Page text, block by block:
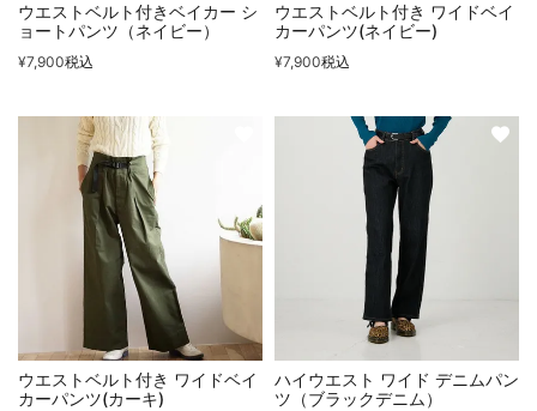
ウエストベルト付きベイカー シ
ョートパンツ（ネイビー）
¥7,900税込
ウエストベルト付き ワイドベイ
カーパンツ(ネイビー)
¥7,900税込
ウエストベルト付き ワイドベイ
カーパンツ(カーキ)
ハイウエスト ワイド デニムパン
ツ（ブラックデニム）